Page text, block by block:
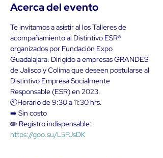
Acerca del evento
Te invitamos a asistir al los Talleres de
acompañamiento al Distintivo ESR®
organizados por Fundación Expo
Guadalajara. Dirigido a empresas GRANDES
de Jalisco y Colima que deseen postularse al
Distintivo Empresa Socialmente
Responsable (ESR) en 2023.
🕙Horario de 9:30 a 11:30 hrs.
➡️ Sin costo
✏️ Registro indispensable:
https://goo.su/L5PJsDK